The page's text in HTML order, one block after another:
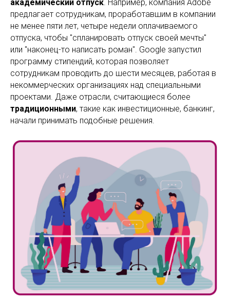
академический отпуск. Например, компания Adobe
предлагает сотрудникам, проработавшим в компании
не менее пяти лет, четыре недели оплачиваемого
отпуска, чтобы "спланировать отпуск своей мечты"
или "наконец-то написать роман". Google запустил
программу стипендий, которая позволяет
сотрудникам проводить до шести месяцев, работая в
некоммерческих организациях над специальными
проектами. Даже отрасли, считающиеся более
традиционными, такие как инвестиционные, банкинг,
начали принимать подобные решения.